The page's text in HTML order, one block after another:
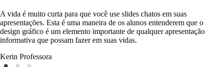
A vida é muito curta para que você use slides chatos em suas
apresentações. Esta é uma maneira de os alunos entenderem que o
design gráfico é um elemento importante de qualquer apresentação
informativa que possam fazer em suas vidas.
Kerin Professora